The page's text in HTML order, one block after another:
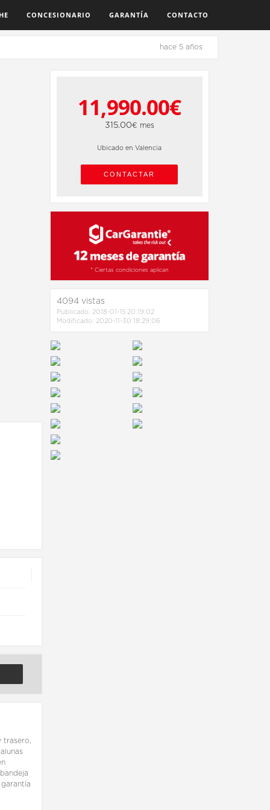
CONCESIONARIO GARANTÍA CONTACTO
hace 5 años
trasero,
11,990.00€
315.00€ mes
Ubicado en Valencia
CONTACTAR
* Ciertas condiciones aplican
4094vistas
Publicado: 2018-01-15 20:19:02
Modificado: 2020-11-30 18:29:06